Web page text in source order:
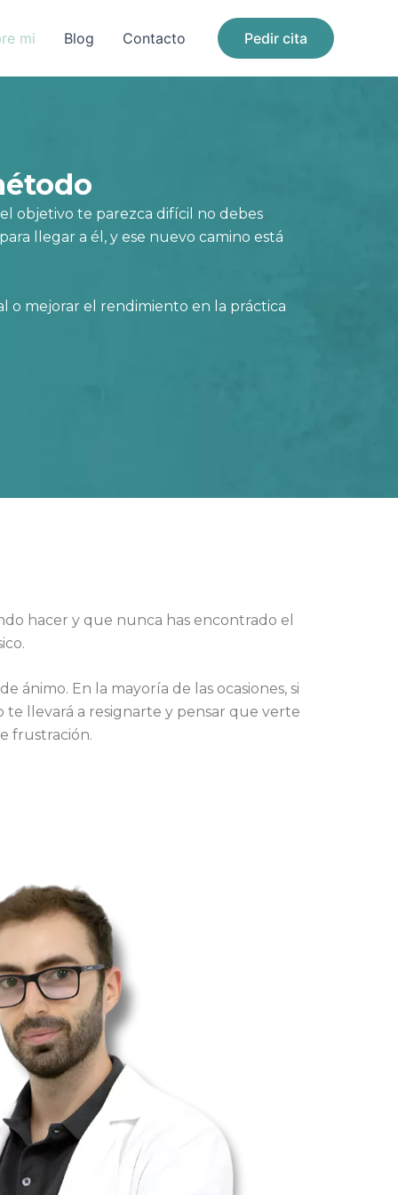
mi Blog Contacto Pedir cita
objetivo te parezca difícil no debes
llegar a él, y ese nuevo camino está
o mejorar el rendimiento en la práctica
hacer y que nunca has encontrado el
ánimo. En la mayoría de las ocasiones, si
te llevará a resignarte y pensar que verte
frustración.